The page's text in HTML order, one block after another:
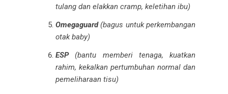
tulang dan elakkan cramp, keletihan ibu)
Omegaguard(bagus untuk perkembangan
otak baby)
ESP(bantu memberi tenaga, kuatkan
rahim, kekalkan pertumbuhan normal dan
pemeliharaan tisu)